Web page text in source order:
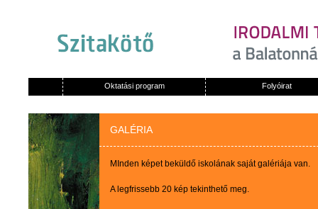
Oktatási program Folyóirat
GALÉRIA
MInden képet beküldő iskolának saját galériája van.
A legfrissebb 20 kép tekinthető meg.